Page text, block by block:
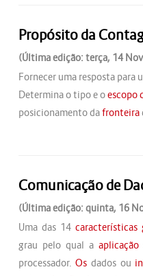
Propósito da
(Última edição: terça, 14
Fornecer uma resposta para
Determina o tipo e oescopo
posicionamento dafronteira
Comunicação de
(Última edição: quinta, 16
Uma das 14 características
grau pelo qual a aplicação
processador.Os dados ou